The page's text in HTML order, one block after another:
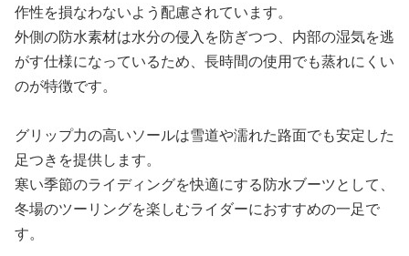
作性を損なわないよう配慮されています。
外側の防水素材は水分の侵入を防ぎつつ、内部の湿気を逃
がす仕様になっているため、長時間の使用でも蒸れにくい
のが特徴です。
グリップ力の高いソールは雪道や濡れた路面でも安定した
足つきを提供します。
寒い季節のライディングを快適にする防水ブーツとして、
冬場のツーリングを楽しむライダーにおすすめの一足で
す。